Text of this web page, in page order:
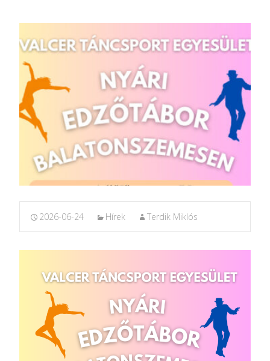
2026-06-24 Hírek Terdik Miklós